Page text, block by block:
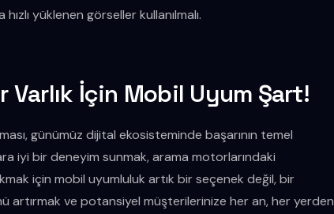
yüklenen görseller kullanılmalı.
İçin Mobil Uyum Şart!
günümüz dijital ekosisteminde başarının temel
iyi bir deneyim sunmak, arama motorlarındaki
için mobil uyumluluk artık bir seçenek değil, bir
artırmak ve potansiyel müşterilerinize her an, her yerden